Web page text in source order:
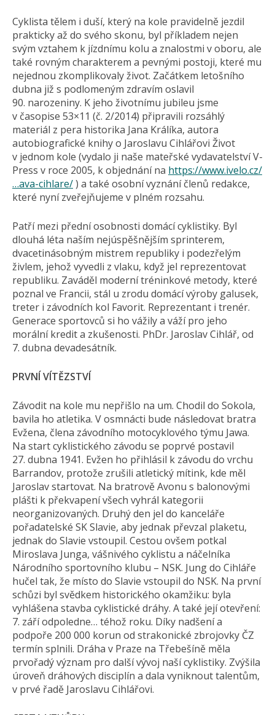
Cyklista tělem i duší, který na kole pravidelně jezdil
prakticky až do svého skonu, byl příkladem nejen
svým vztahem k jízdnímu kolu a znalostmi v oboru, ale
také rovným charakterem a pevnými postoji, které mu
nejednou zkomplikovaly život. Začátkem letošního
dubna již s podlomeným zdravím oslavil
90. narozeniny. K jeho životnímu jubileu jsme
v časopise 53×11 (č. 2/2014) připravili rozsáhlý
materiál z pera historika Jana Králíka, autora
autobiografické knihy o Jaroslavu Cihlářovi Život
v jednom kole (vydalo ji naše mateřské vydavatelství V-
Press v roce 2005, k objednání na https://www.ivelo.cz/
…ava-cihlare/) a také osobní vyznání členů redakce,
které nyní zveřejňujeme v plném rozsahu.
Patří mezi přední osobnosti domácí cyklistiky. Byl
dlouhá léta naším nejúspěšnějším sprinterem,
dvacetinásobným mistrem republiky i podezřelým
živlem, jehož vyvedli z vlaku, když jel reprezentovat
republiku. Zaváděl moderní tréninkové metody, které
poznal ve Francii, stál u zrodu domácí výroby galusek,
treter i závodních kol Favorit. Reprezentant i trenér.
Generace sportovců si ho vážily a váží pro jeho
morální kredit a zkušenosti. PhDr. Jaroslav Cihlář, od
7. dubna devadesátník.
PRVNÍ VÍTĚZSTVÍ
Závodit na kole mu nepřišlo na um. Chodil do Sokola,
bavila ho atletika. V osmnácti bude následovat bratra
Evžena, člena závodního motocyklového týmu Jawa.
Na start cyklistického závodu se poprvé postavil
27. dubna 1941. Evžen ho přihlásil k závodu do vrchu
Barrandov, protože zrušili atletický mítink, kde měl
Jaroslav startovat. Na bratrově Avonu s balonovými
plášti k překvapení všech vyhrál kategorii
neorganizovaných. Druhý den jel do kanceláře
pořadatelské SK Slavie, aby jednak převzal plaketu,
jednak do Slavie vstoupil. Cestou ovšem potkal
Miroslava Junga, vášnivého cyklistu a náčelníka
Národního sportovního klubu – NSK. Jung do Cihláře
hučel tak, že místo do Slavie vstoupil do NSK. Na první
schůzi byl svědkem historického okamžiku: byla
vyhlášena stavba cyklistické dráhy. A také její otevření:
7. září odpoledne… téhož roku. Díky nadšení a
podpoře 200 000 korun od strakonické zbrojovky ČZ
termín splnili. Dráha v Praze na Třebešíně měla
prvořadý význam pro další vývoj naší cyklistiky. Zvýšila
úroveň dráhových disciplín a dala vyniknout talentům,
v prvé řadě Jaroslavu Cihlářovi.